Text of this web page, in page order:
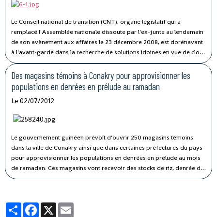
Le Conseil national de transition (CNT), organe législatif qui a
remplacé l'Assemblée nationale dissoute par l'ex-junte au lendemain
de son avènement aux affaires le 23 décembre 2008, est dorénavant
à l'avant-garde dans la recherche de solutions idoines en vue de clore
le processus de transition qui n'a que trop duré en Guinée.
Des magasins témoins à Conakry pour approvisionner les
populations en denrées en prélude au ramadan
Le 02/07/2012
Le gouvernement guinéen prévoit d'ouvrir 250 magasins témoins
dans la ville de Conakry ainsi que dans certaines préfectures du pays
pour approvisionner les populations en denrées en prélude au mois
de ramadan. Ces magasins vont recevoir des stocks de riz, denrée de
base dans l'alimentation des populations, dont le sac de 50
PartagerFacebook
X